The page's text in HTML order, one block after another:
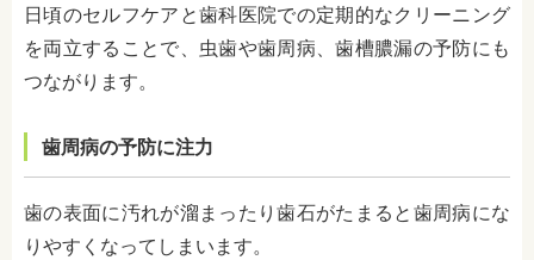
日頃のセルフケアと歯科医院での定期的なクリーニング
を両立することで、虫歯や歯周病、歯槽膿漏の予防にも
つながります。
歯周病の予防に注力
歯の表面に汚れが溜まったり歯石がたまると歯周病にな
りやすくなってしまいます。